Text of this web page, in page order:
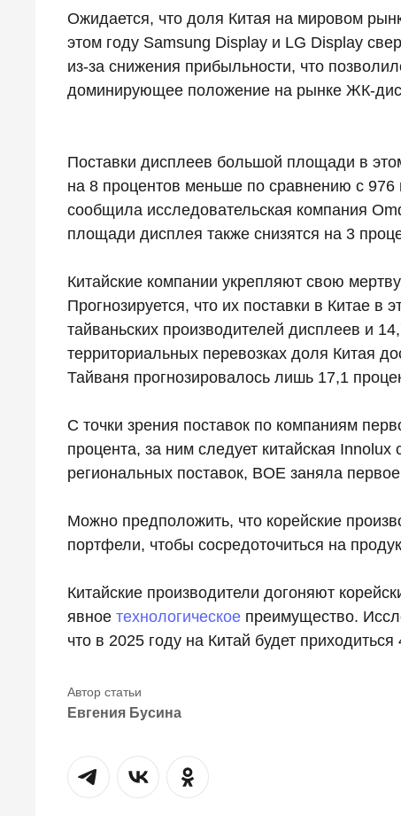
Ожидается, что доля Китая на мировом
этом году Samsung Display и LG Display
из-за снижения прибыльности, что
доминирующее положение на рынке ЖК-
Поставки дисплеев большой площади в
на 8 процентов меньше по сравнению с
сообщила исследовательская компания
площади дисплея также снизятся на 3
Китайские компании укрепляют свою
Прогнозируется, что их поставки в Китае в
тайваньских производителей дисплеев и
территориальных перевозках доля Китая
Тайваня прогнозировалось лишь 17,1
С точки зрения поставок по компаниям
процента, за ним следует китайская
региональных поставок, BOE заняла
Можно предположить, что корейские
портфели, чтобы сосредоточиться на
Китайские производители догоняют
явное технологическое преимущество.
что в 2025 году на Китай будет
Евгения Бусина